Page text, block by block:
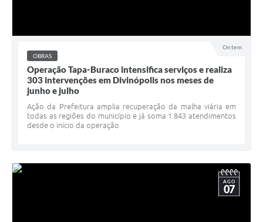
Ontem
OBRAS
Operação Tapa-Buraco intensifica serviços e realiza
303 intervenções em Divinópolis nos meses de
junho e julho
Ação da Prefeitura amplia recuperação da malha viária em
todas as regiões do município e já soma 1.843 atendimentos
desde o início da operação
AGO
07